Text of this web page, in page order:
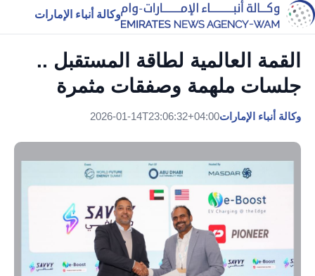
وكالة أنباء الإمارات
القمة العالمية لطاقة المستقبل ..
جلسات ملهمة وصفقات مثمرة
وكالة أنباء الإمارات2026-01-14T23:06:32+04:00